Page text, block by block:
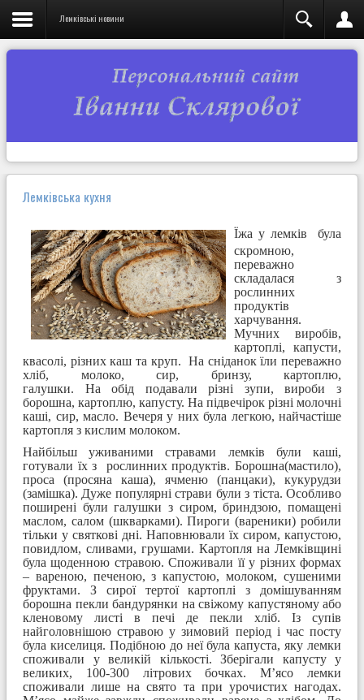
Лемківські новини
Лемківська кухня
Їжа у лемків була
скромною,
переважно
складалася з
рослинних
продуктів
харчування.
Мучних виробів,
картоплі, капусти,
квасолі, різних каш та круп. На сніданок їли переважно
хліб, молоко, сир, бринзу, картоплю,
галушки. На обід подавали різні зупи, вироби з
борошна, картоплю, капусту. На підвечірок різні молочні
каші, сир, масло. Вечеря у них була легкою, найчастіше
картопля з кислим молоком.
Найбільш уживаними стравами лемків були каші,
готували їх з рослинних продуктів. Борошна(мастило),
проса (просяна каша), ячменю (панцаки), кукурудзи
(замішка). Дуже популярні страви були з тіста. Особливо
поширені були галушки з сиром, бриндзою, помащені
маслом, салом (шкварками). Пироги (вареники) робили
тільки у святкові дні. Наповнювали їх сиром, капустою,
повидлом, сливами, грушами. Картопля на Лемківщині
була щоденною стравою. Споживали її у різних формах
– вареною, печеною, з капустою, молоком, сушеними
фруктами. З сирої тертої картоплі з домішуванням
борошна пекли бандурянки на свіжому капустяному або
кленовому листі в печі де пекли хліб. Із супів
найголовнішою стравою у зимовий період і час посту
була киселиця. Подібною до неї була капуста, яку лемки
споживали у великій кількості. Зберігали капусту у
великих, 100-300 літрових бочках. М’ясо лемки
споживали лише на свято та при урочистих нагодах.